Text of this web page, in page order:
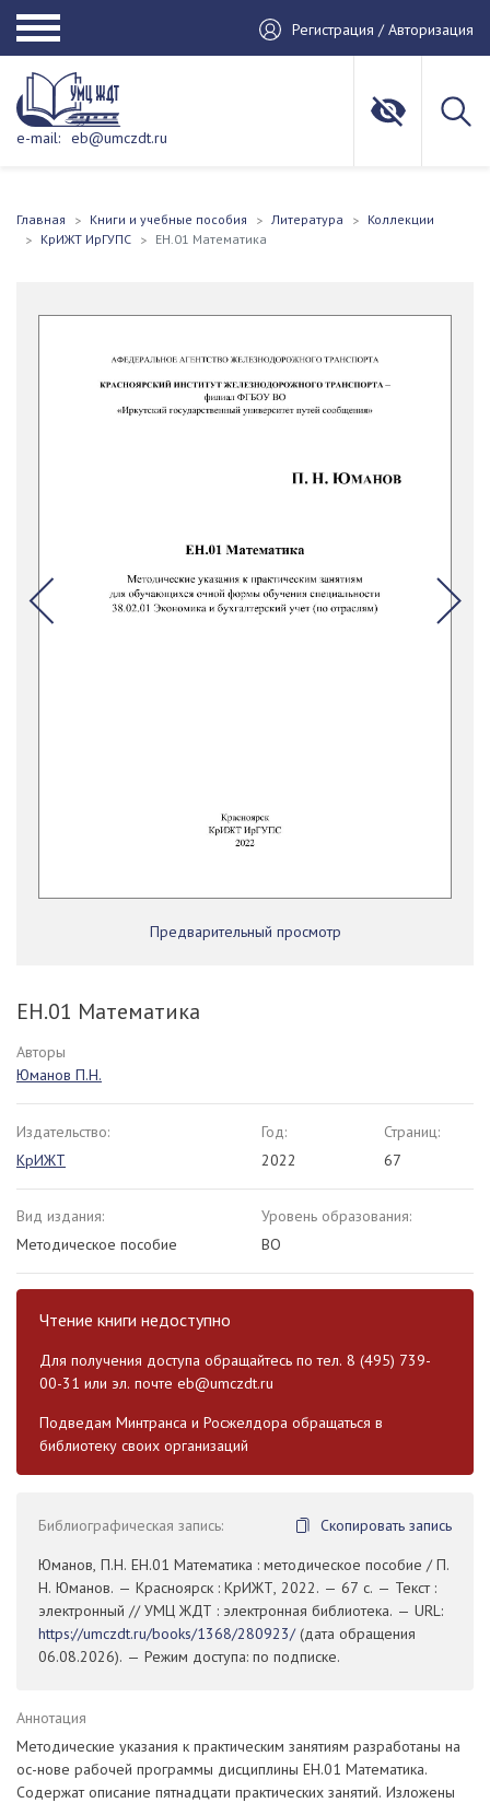
Регистрация / Авторизация
e-mail: eb@umczdt.ru
Главная Книги и учебные пособия Литература
Коллекции
КрИЖТ ИрГУПС
ЕН.01 Математика
Предварительный просмотр
ЕН.01 Математика
Авторы
Юманов П.Н.
Издательство:
КрИЖТ
Год:
2022
Страниц:
67
Вид издания:
Методическое пособие
Уровень образования:
ВО
Чтение книги недоступно
Для получения доступа обращайтесь по тел. 8 (495) 739-
00-31 или эл. почте eb@umczdt.ru
Подведам Минтранса и Росжелдора обращаться в
библиотеку своих организаций
Библиографическая запись:
Скопировать запись
Юманов, П.Н. ЕН.01 Математика : методическое пособие / П.
Н. Юманов. — Красноярск : КрИЖТ, 2022. — 67 с. — Текст :
электронный // УМЦ ЖДТ : электронная библиотека. — URL:
https://umczdt.ru/books/1368/280923/(дата обращения
06.08.2026). — Режим доступа: по подписке.
Аннотация
Методические указания к практическим занятиям разработаны на
ос-нове рабочей программы дисциплины ЕН.01 Математика.
Содержат описание пятнадцати практических занятий. Изложены